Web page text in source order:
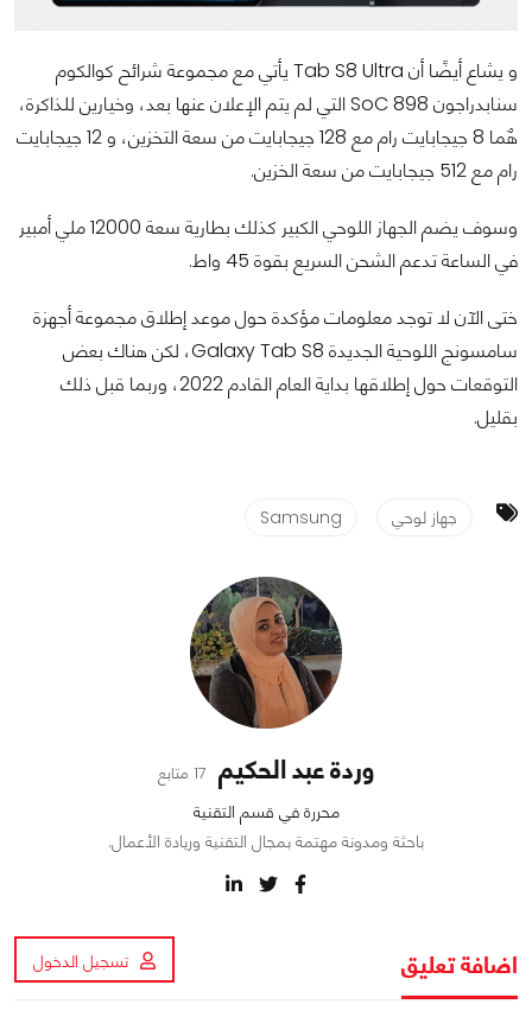
و يشاع أيضًا أن Tab S8 Ultra يأتي مع مجموعة شرائح كوالكوم
سنابدراجون 898 SoC التي لم يتم الإعلان عنها بعد، وخيارين للذاكرة،
هٌما 8 جيجابايت رام مع 128 جيجابايت من سعة التخزين، و 12 جيجابايت
رام مع 512 جيجابايت من سعة الخزين.
وسوف يضم الجهاز اللوحي الكبير كذلك بطارية سعة 12000 ملي أمبير
في الساعة تدعم الشحن السريع بقوة 45 واط.
ختى الآن لا توجد معلومات مؤكدة حول موعد إطلاق مجموعة أجهزة
سامسونج اللوحية الجديدة Galaxy Tab S8، لكن هناك بعض
التوقعات حول إطلاقها بداية العام القادم 2022، وربما قبل ذلك
بقليل.
جهاز لوحي Samsung
وردة عبد الحكيم 17 متابع
محررة في قسم التقنية
باحثة ومدونة مهتمة بمجال التقنية وريادة الأعمال.
اضافة تعليق تسجيل الدخول